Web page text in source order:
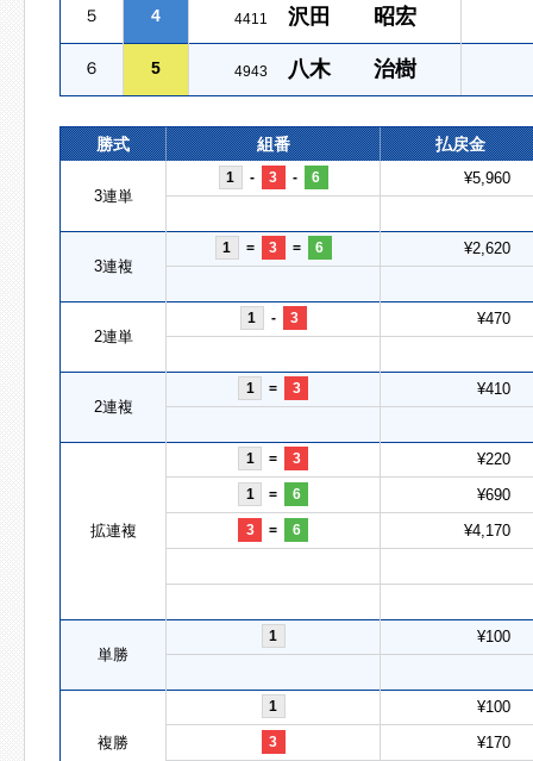
５ 4 4411 沢田 昭宏
６ 5 4943 八木 治樹
勝式 組番 払戻金
3連単
1 - 3 - 6 ¥5,960
3連複
1 = 3 = 6 ¥2,620
2連単
1 - 3 ¥470
2連複
1 = 3 ¥410
拡連複
1 = 3 ¥220
1 = 6 ¥690
3 = 6 ¥4,170
単勝
1 ¥100
複勝
1 ¥100
3 ¥170